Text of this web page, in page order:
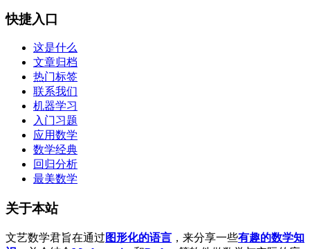
快捷入口
这是什么
文章归档
热门标签
联系我们
机器学习
入门习题
应用数学
数学经典
回归分析
最美数学
关于本站
文艺数学君旨在通过 图形化的语言 ，来分享一些有趣的数学知